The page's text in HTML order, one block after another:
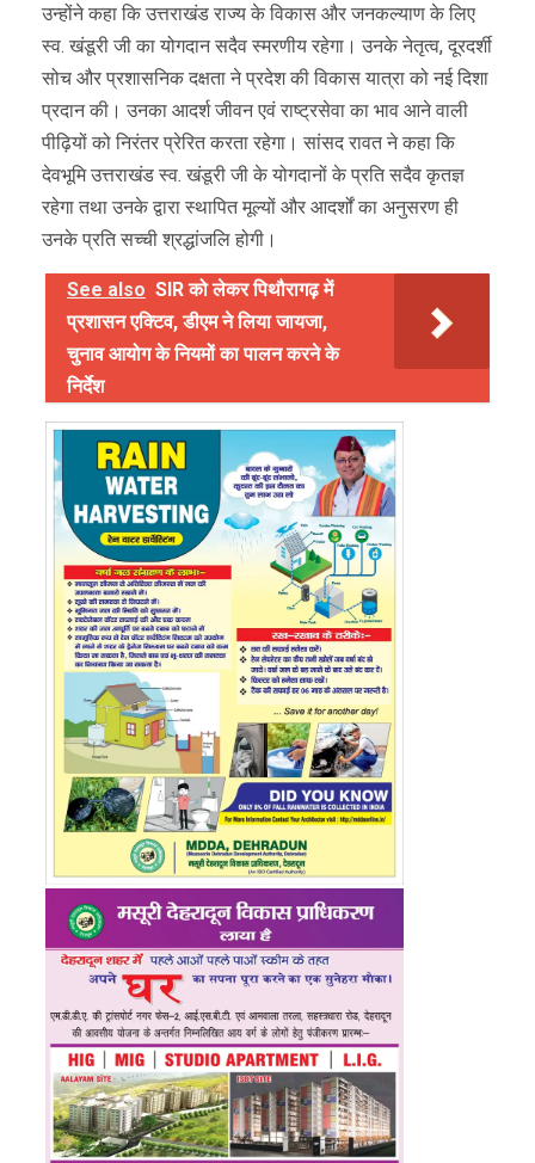
उन्होंने कहा कि उत्तराखंड राज्य के विकास और जनकल्याण के लिए
स्व. खंडूरी जी का योगदान सदैव स्मरणीय रहेगा। उनके नेतृत्व, दूरदर्शी
सोच और प्रशासनिक दक्षता ने प्रदेश की विकास यात्रा को नई दिशा
प्रदान की। उनका आदर्श जीवन एवं राष्ट्रसेवा का भाव आने वाली
पीढ़ियों को निरंतर प्रेरित करता रहेगा। सांसद रावत ने कहा कि
देवभूमि उत्तराखंड स्व. खंडूरी जी के योगदानों के प्रति सदैव कृतज्ञ
रहेगा तथा उनके द्वारा स्थापित मूल्यों और आदर्शों का अनुसरण ही
उनके प्रति सच्ची श्रद्धांजलि होगी।
See also SIR को लेकर पिथौरागढ़ में
प्रशासन एक्टिव, डीएम ने लिया जायजा,
चुनाव आयोग के नियमों का पालन करने के
निर्देश